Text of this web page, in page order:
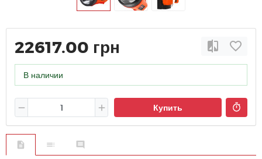
22617.00 грн
В наличии
Купить